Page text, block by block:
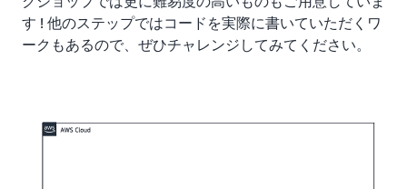
す ! 他のステップではコードを実際に書いていただくワ
ークもあるので、ぜひチャレンジしてみてください。